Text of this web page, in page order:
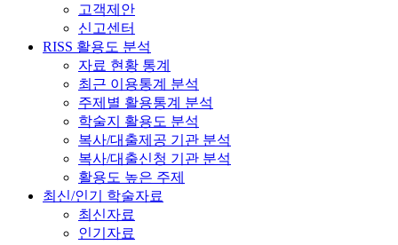
고객제안
신고센터
RISS 활용도 분석
자료 현황 통계
최근 이용통계 분석
주제별 활용통계 분석
학술지 활용도 분석
복사/대출제공 기관 분석
복사/대출신청 기관 분석
활용도 높은 주제
최신/인기 학술자료
최신자료
인기자료